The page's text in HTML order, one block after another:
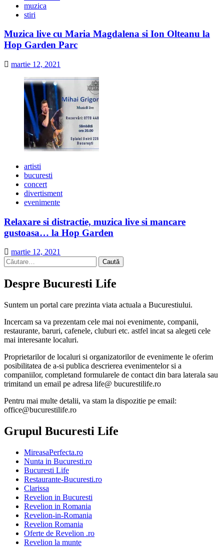
muzica
stiri
Muzica live cu Maria Magdalena si Ion Olteanu la
Hop Garden Parc
martie 12, 2021
artisti
bucuresti
concert
divertisment
evenimente
Relaxare si distractie, muzica live si mancare
gustoasa… la Hop Garden
martie 12, 2021
Caută
după:
Despre Bucuresti Life
Suntem un portal care prezinta viata actuala a Bucurestiului.
Incercam sa va prezentam cele mai noi evenimente, companii,
restaurante, baruri, cafenele, cluburi etc. astfel incat sa alegeti cele
mai interesante localuri.
Proprietarilor de localuri si organizatorilor de evenimente le oferim
posibilitatea de a-si publica descrierea evenimentelor si a
companiilor, completand formularele de contact din bara laterala sau
trimitand un email pe adresa life@ bucurestilife.ro
Pentru mai multe detalii, va stam la dispozitie pe email:
office@bucurestilife.ro
Grupul Bucuresti Life
MireasaPerfecta.ro
Nunta in Bucuresti.ro
Bucuresti Life
Restaurante-Bucuresti.ro
Clarissa
Revelion in Bucuresti
Revelion in Romania
Revelion-in-Romania
Revelion Romania
Oferte de Revelion .ro
Revelion la munte